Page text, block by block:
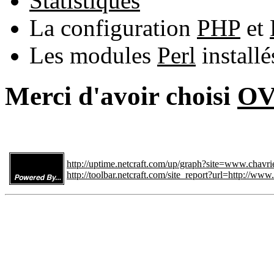
La configuration PHP et
Les modules Perl
Merci d'avoir choisi
http://uptime.netcraft.com/up/
http://toolbar.netcraft.com/site_report?url=http://